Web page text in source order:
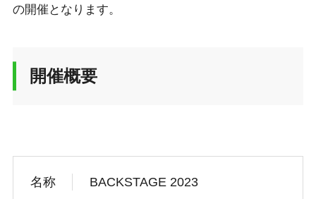
の開催となります。
開催概要
名称 BACKSTAGE 2023